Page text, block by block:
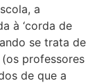
a
à ‘corda de
se trata de
(os professores
de que a